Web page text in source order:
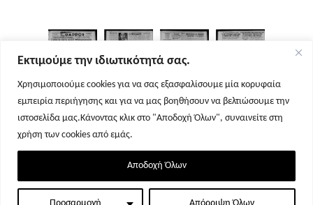
Εκτιμούμε την ιδιωτικότητά σας.
Χρησιμοποιούμε cookies για να σας εξασφαλίσουμε μία κορυφαία
εμπειρία περιήγησης και για να μας βοηθήσουν να βελτιώσουμε την
ιστοσελίδα μας.Κάνοντας κλικ στο "Αποδοχή Όλων", συναινείτε στη
χρήση των cookies από εμάς.
Προσαρμογή Απόρριψη Όλων
Αποδοχή Όλων
Σελίδα 1 Σελίδα 2 Σελίδα 3 Σελίδα 4